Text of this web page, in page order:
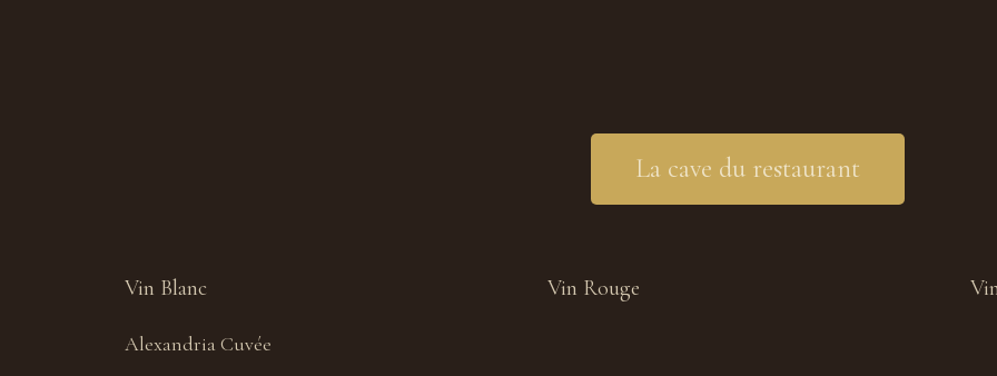
La cave du restaurant
Vin Blanc Vin Rouge
Alexandria Cuvée